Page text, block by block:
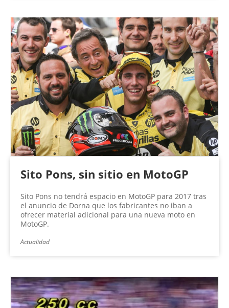
Sito Pons, sin sitio en MotoGP
Sito Pons no tendrá espacio en MotoGP para 2017 tras
el anuncio de Dorna que los fabricantes no iban a
ofrecer material adicional para una nueva moto en
MotoGP.
Actualidad